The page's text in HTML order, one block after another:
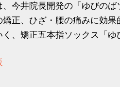
、今井院長開発の「ゆびの
矯正、ひざ・腰の痛みに効
く、矯正五本指ソックス「